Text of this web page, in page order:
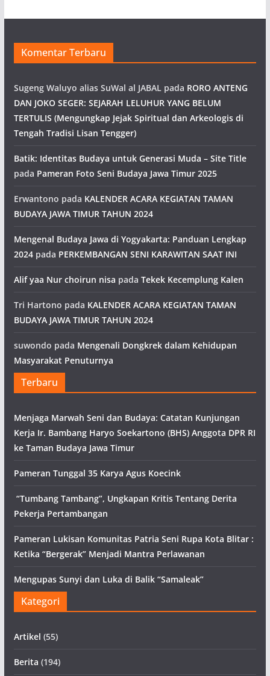
Komentar Terbaru
Sugeng Waluyo alias SuWal al JABAL pada RORO ANTENG
DAN JOKO SEGER: SEJARAH LELUHUR YANG BELUM
TERTULIS (Mengungkap Jejak Spiritual dan Arkeologis di
Tengah Tradisi Lisan Tengger)
Batik: Identitas Budaya untuk Generasi Muda – Site Title
pada Pameran Foto Seni Budaya Jawa Timur 2025
Erwantono pada KALENDER ACARA KEGIATAN TAMAN
BUDAYA JAWA TIMUR TAHUN 2024
Mengenal Budaya Jawa di Yogyakarta: Panduan Lengkap
2024pada PERKEMBANGAN SENI KARAWITAN SAAT INI
Alif yaa Nur choirun nisa pada Tekek Kecemplung Kalen
Tri Hartono pada KALENDER ACARA KEGIATAN TAMAN
BUDAYA JAWA TIMUR TAHUN 2024
suwondo pada Mengenali Dongkrek dalam Kehidupan
Masyarakat Penuturnya
Terbaru
Menjaga Marwah Seni dan Budaya: Catatan Kunjungan
Kerja Ir. Bambang Haryo Soekartono (BHS) Anggota DPR RI
ke Taman Budaya Jawa Timur
Pameran Tunggal 35 Karya Agus Koecink
“Tumbang Tambang”, Ungkapan Kritis Tentang Derita
Pekerja Pertambangan
Pameran Lukisan Komunitas Patria Seni Rupa Kota Blitar :
Ketika “Bergerak” Menjadi Mantra Perlawanan
Mengupas Sunyi dan Luka di Balik “Samaleak”
Kategori
Artikel (55)
Berita (194)